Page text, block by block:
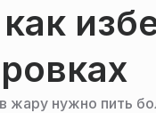
жару нужно пить